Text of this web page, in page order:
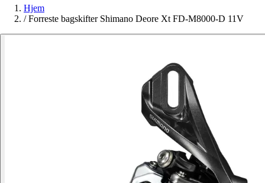
Hjem
/ Forreste bagskifter Shimano Deore Xt FD-M8000-D 11V